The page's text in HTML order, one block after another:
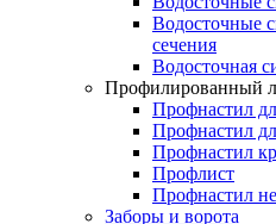
Водосточные
сечения
Водосточная
Профилированный
Профнастил
Профнастил
Профнастил
Профлист
Профнастил
Заборы и ворота